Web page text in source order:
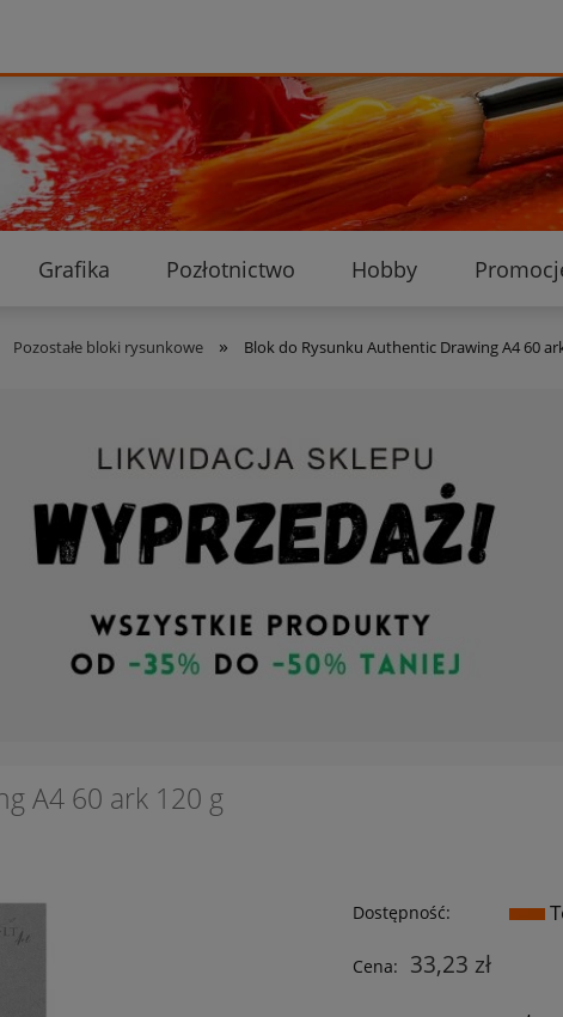
Grafika Pozłotnictwo Hobby
Pozostałe bloki rysunkowe » Blok do Rysunku Authentic Drawing A4 60
A4 60 ark 120 g
Dostępność:
Cena: 33,23 zł